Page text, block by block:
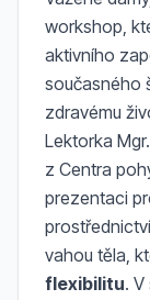
workshop,
aktivního
současného
zdravému
Lektorka
z Centra
prezentaci
vahou těla,
flexibilitu.